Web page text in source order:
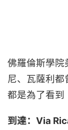
佛羅倫斯學院
尼、瓦薩利都
都是為了看到
到達：Via